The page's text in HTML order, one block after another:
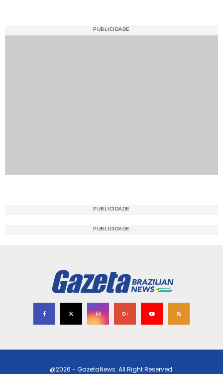
@2026 - GazetaNews. All Right Reserved.